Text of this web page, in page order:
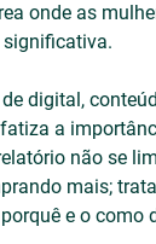
onde as
digital,
a
não se
mais;
e o como